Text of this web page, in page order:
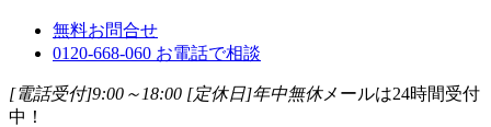
無料お問合せ
0120-668-060 お電話で相談
[電話受付]9:00～18:00 [定休日]年中無休メールは24時間受付
中！